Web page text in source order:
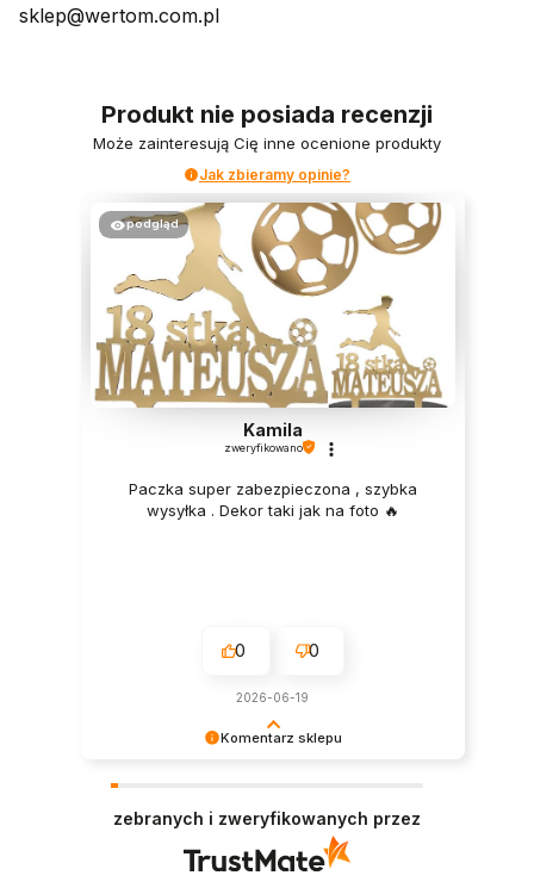
sklep@wertom.com.pl
Produkt nie posiada recenzji
Może zainteresują Cię inne ocenione produkty
Jak zbieramy opinie?
Komentarz sklepu
że jesteśmy na właściwym torze :) Z
pozdrowieniami, obsługa sklepu.
podgląd
Kamila
zweryfikowano
Paczka super zabezpieczona , szybka
wysyłka . Dekor taki jak na foto 🔥
0 0
2026-06-19
zebranych i zweryfikowanych przez